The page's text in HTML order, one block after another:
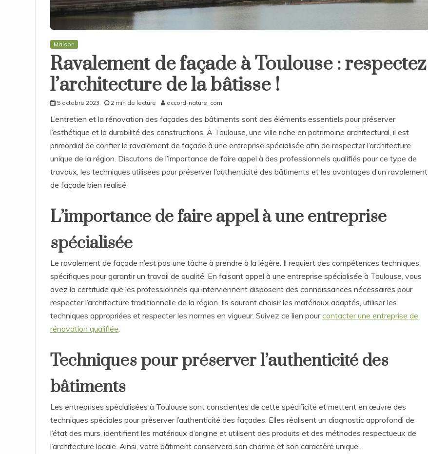
Maison
Ravalement de façade à Toulouse : respectez
l’architecture de la bâtisse !
5 octobre 2023 2 min de lecture accord-nature_com
L’entretien et la rénovation des façades des bâtiments sont des éléments essentiels pour préserver
l’esthétique et la durabilité des constructions. À Toulouse, une ville riche en patrimoine architectural, il est
primordial de confier le ravalement de façade à une entreprise spécialisée afin de respecter l’architecture
unique de la région. Discutons de l’importance de faire appel à des professionnels qualifiés pour ce type de
travaux, les techniques utilisées pour préserver l’authenticité des bâtiments et les avantages d’un ravalement
de façade bien réalisé.
L’importance de faire appel à une entreprise
spécialisée
Le ravalement de façade n’est pas une tâche à prendre à la légère. Il requiert des compétences techniques
spécifiques pour garantir un travail de qualité. En faisant appel à une entreprise spécialisée à Toulouse, vous
avez la certitude que les professionnels qui interviennent disposent des connaissances nécessaires pour
respecter l’architecture traditionnelle de la région. Ils sauront choisir les matériaux adaptés, utiliser les
techniques appropriées et respecter les normes en vigueur. Suivez ce lien pourcontacter une entreprise de
rénovation qualifiée
Techniques pour préserver l’authenticité des
bâtiments
Les entreprises spécialisées à Toulouse sont conscientes de cette spécificité et mettent en œuvre des
techniques spéciales pour préserver l’authenticité des façades. Elles réalisent un diagnostic approfondi de
l’état des murs, identifient les matériaux d’origine et utilisent des produits et des méthodes respectueux de
l’architecture locale. Ainsi, votre bâtiment conservera son charme et son caractère unique.